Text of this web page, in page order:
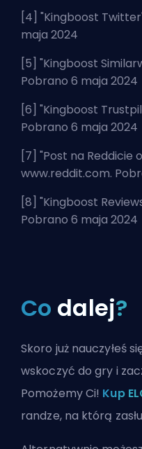
[4] "Kingboost Twitter
maja 2024
[5] "Kingboost
Pobrano 6 maja 2024
[6] "Kingboost
Pobrano 6 maja 2024
[7] "Post na Reddicie
www.reddit.com.
[8] "Kingboost
Pobrano 6 maja 2024
Co dalej?
Skoro już nauczyłeś
wskoczyć do gry i
Pomożemy Ci! Kup
randze, na którą